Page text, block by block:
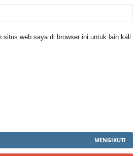
situs web saya di browser ini untuk lain kali
MENGIKUTI